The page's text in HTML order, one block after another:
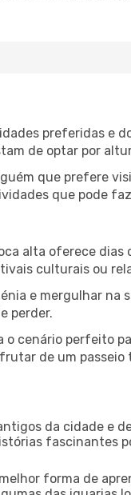
preferidas e
de optar por
que prefere
que pode
alta oferece
culturais ou
e mergulhar
perder.
cenário perfeito
de um
da cidade e
fascinantes
forma de